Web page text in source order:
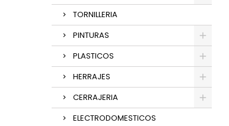
TORNILLERIA
PINTURAS
PLASTICOS
HERRAJES
CERRAJERIA
ELECTRODOMESTICOS